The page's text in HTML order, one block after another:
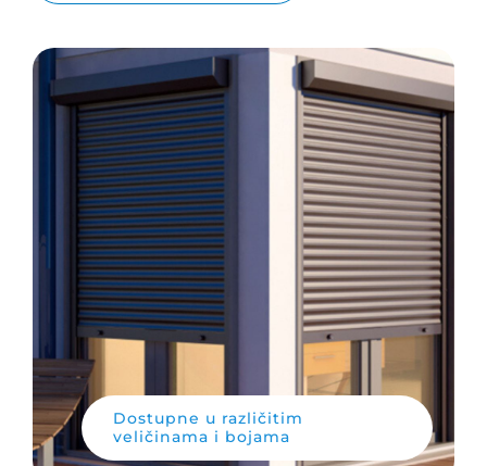
Dostupne u različitim
veličinama i bojama